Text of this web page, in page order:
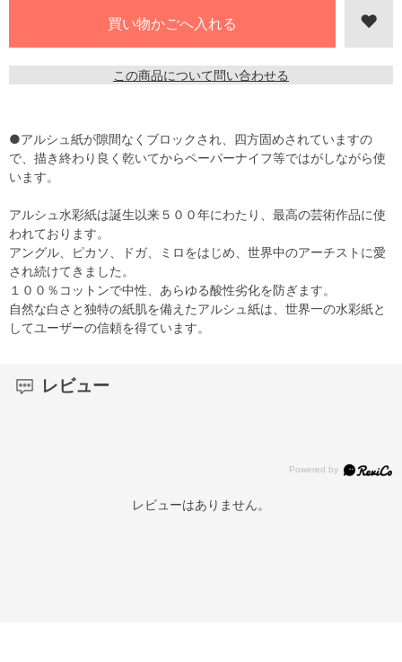
この商品について問い合わせる
●アルシュ紙が隙間なくブロックされ、四方固めされていますの
で、描き終わり良く乾いてからペーパーナイフ等ではがしながら使
います。
アルシュ水彩紙は誕生以来５００年にわたり、最高の芸術作品に使
われております。
アングル、ピカソ、ドガ、ミロをはじめ、世界中のアーチストに愛
され続けてきました。
１００％コットンで中性、あらゆる酸性劣化を防ぎます。
自然な白さと独特の紙肌を備えたアルシュ紙は、世界一の水彩紙と
してユーザーの信頼を得ています。
レビュー
レビューはありません。